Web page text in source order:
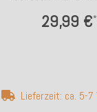
29,99 €*
Lieferzeit: ca. 5-7